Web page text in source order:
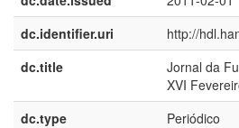
dc.identifier.uri
http://
dc.title
Jornal da
XVI
dc.type
Periódico